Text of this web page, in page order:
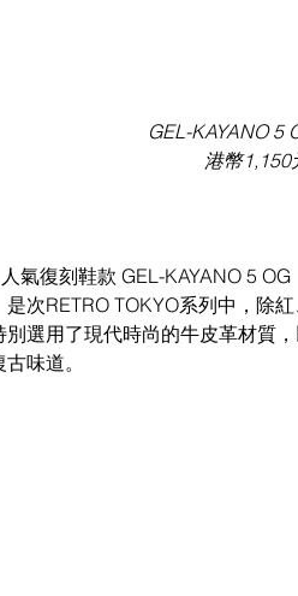
GEL-KAYANO 5
港幣1,150
氣復刻鞋款 GEL-KAYANO 5
次RETRO TOKYO系列中，除
選用了現代時尚的牛皮革材質
味道。